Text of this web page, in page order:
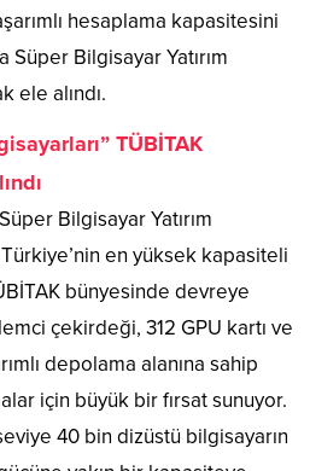
hesaplama kapasitesini
Süper Bilgisayar Yatırım
ele alındı.
TÜBİTAK
Bilgisayar Yatırım
en yüksek kapasiteli
bünyesinde devreye
çekirdeği, 312 GPU kartı ve
depolama alanına sahip
için büyük bir fırsat sunuyor.
40 bin dizüstü bilgisayarın